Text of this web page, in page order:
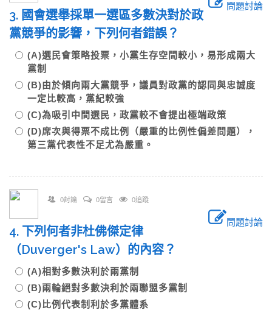
問題討論
3. 國會選舉採單一選區多數決對於政
黨競爭的影響，下列何者錯誤？
(A)選民會策略投票，小黨生存空間較小，易形成兩大
黨制
(B)由於傾向兩大黨競爭，議員對政黨的認同與忠誠度
一定比較高，黨紀較強
(C)為吸引中間選民，政黨較不會提出極端政策
(D)席次與得票不成比例（嚴重的比例性偏差問題），
第三黨代表性不足尤為嚴重。
0討論 0留言 0追蹤
問題討論
4. 下列何者非杜佛傑定律
（Duverger's Law）的內容？
(A)相對多數決利於兩黨制
(B)兩輪絕對多數決利於兩聯盟多黨制
(C)比例代表制利於多黨體系